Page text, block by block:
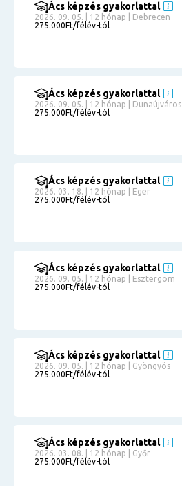
Ács képzés gyakorlattal
2026. 09. 05. | 12 hónap | Debrecen
275.000Ft/félév-tól
Ács képzés gyakorlattal
2026. 09. 05. | 12 hónap | Dunaújváros
275.000Ft/félév-tól
Ács képzés gyakorlattal
2026. 03. 18. | 12 hónap | Eger
275.000Ft/félév-tól
Ács képzés gyakorlattal
2026. 09. 05. | 12 hónap | Esztergom
275.000Ft/félév-tól
Ács képzés gyakorlattal
2026. 09. 05. | 12 hónap | Gyöngyös
275.000Ft/félév-tól
Ács képzés gyakorlattal
2026. 03. 08. | 12 hónap | Győr
275.000Ft/félév-tól